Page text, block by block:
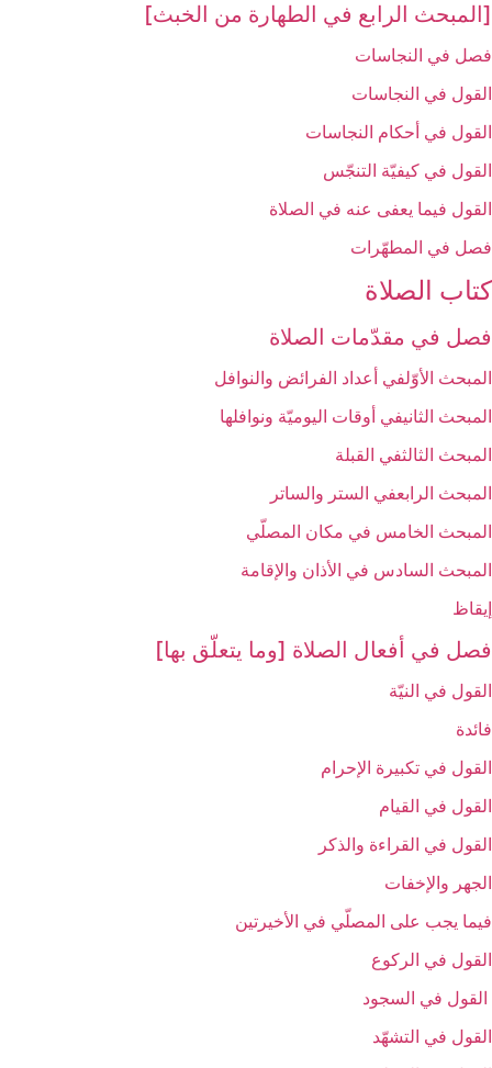
[المبحث الرابع في الطهارة من الخبث‏]
فصل في النجاسات‏
القول في النجاسات‏
القول في أحكام النجاسات‏
القول في كيفيّة التنجّس‏
القول فيما يعفى عنه في الصلاة
فصل في المطهّرات‏
كتاب الصلاة
فصل في مقدّمات الصلاة
المبحث الأوّل‏في أعداد الفرائض والنوافل‏
المبحث الثاني‏في أوقات اليوميّة ونوافلها
المبحث الثالث‏في القبلة
المبحث الرابع‏في الستر والساتر
المبحث الخامس ‏في مكان المصلّي‏
المبحث السادس‏ في الأذان والإقامة
إيقاظ
فصل في أفعال الصلاة [وما يتعلّق بها]
القول في النيّة
فائدة
القول في تكبيرة الإحرام‏
القول في القيام‏
القول في القراءة والذكر
الجهر والإخفات‏
فيما يجب على المصلّي في الأخيرتين‏
القول في الركوع‏
القول في السجود
القول في التشهّد